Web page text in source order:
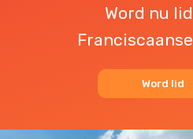
Word nu
Word lid